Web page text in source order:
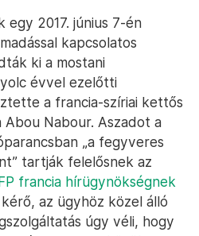
egy 2017. június 7-én
kapcsolatos
ki a mostani
évvel ezelőtti
a francia-szíriai kettős
Abou Nabour. Aszadot a
„a fegyveres
tartják felelősnek az
francia hírügynökségnek
az ügyhöz közel álló
úgy véli, hogy